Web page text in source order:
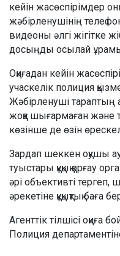
кейін жасөспірімдер
жәбірленушінің
видеоны әлгі жігітке
досыңды осылай
Оқиғадан кейін
учаскелік полиция
Жәбірленуші тараптың
жоққа шығармаған және
көзінше де өзін
Зардап шеккен оқушы
туыстары құқық қорғау
әрі объективті
әрекетіне құқықтық баға
Агенттік тілшісі
Полиция